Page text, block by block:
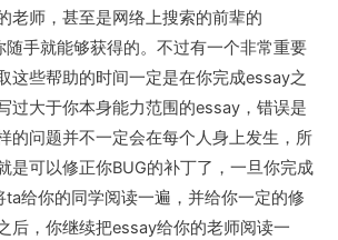
老师，甚至是网络上搜索的前辈的
手就能够获得的。不过有一个非常重要
这些帮助的时间一定是在你完成essay之
过大于你本身能力范围的essay，错误是
的问题并不一定会在每个人身上发生，所
是可以修正你BUG的补丁了，一旦你完成
ta给你的同学阅读一遍，并给你一定的修
后，你继续把essay给你的老师阅读一